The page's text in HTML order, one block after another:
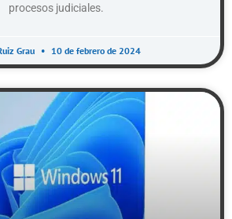
procesos judiciales.
Grau 10 de febrero de 2024